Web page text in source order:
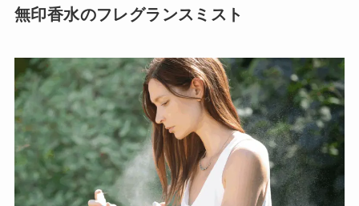
無印香水のフレグランスミスト